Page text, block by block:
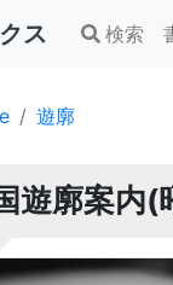
ス 検索
遊廓
遊廓案内(